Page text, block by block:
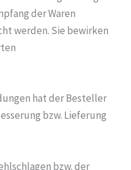
der Waren
werden. Sie bewirken
hat der Besteller
bzw. Lieferung
bzw. der